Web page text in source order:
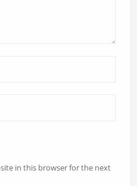
in this browser for the next